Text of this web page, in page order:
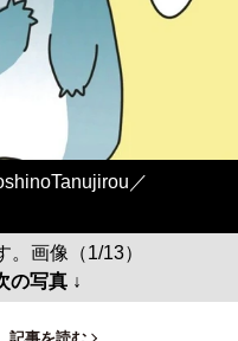
／
。画像（1/13）
の写真 ↓